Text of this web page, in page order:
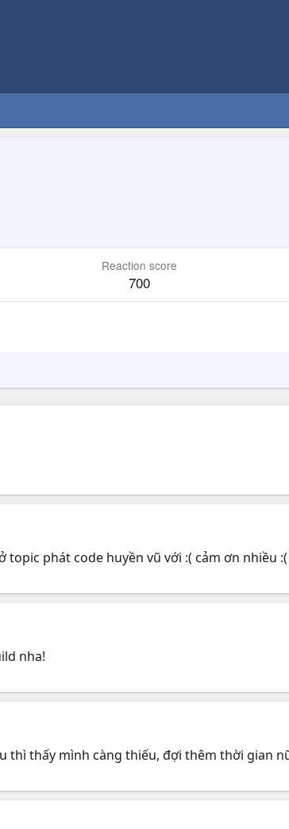
Reaction score
700
phát code huyền vũ với :( cảm ơn nhiều :(
nha!
thấy mình càng thiếu, đợi thêm thời gian